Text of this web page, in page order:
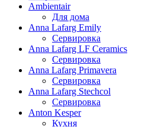
Ambientair
Для дома
Anna Lafarg Emily
Сервировка
Anna Lafarg LF Ceramics
Сервировка
Anna Lafarg Primavera
Сервировка
Anna Lafarg Stechcol
Сервировка
Anton Kesper
Кухня